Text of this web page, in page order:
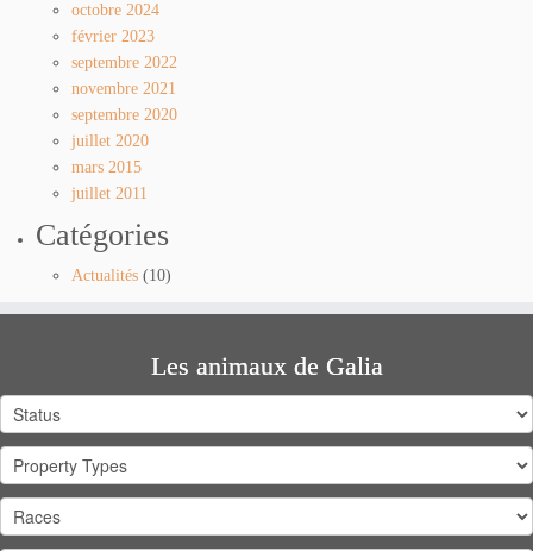
octobre 2024
février 2023
septembre 2022
novembre 2021
septembre 2020
juillet 2020
mars 2015
juillet 2011
Catégories
Actualités (10)
Les animaux de Galia